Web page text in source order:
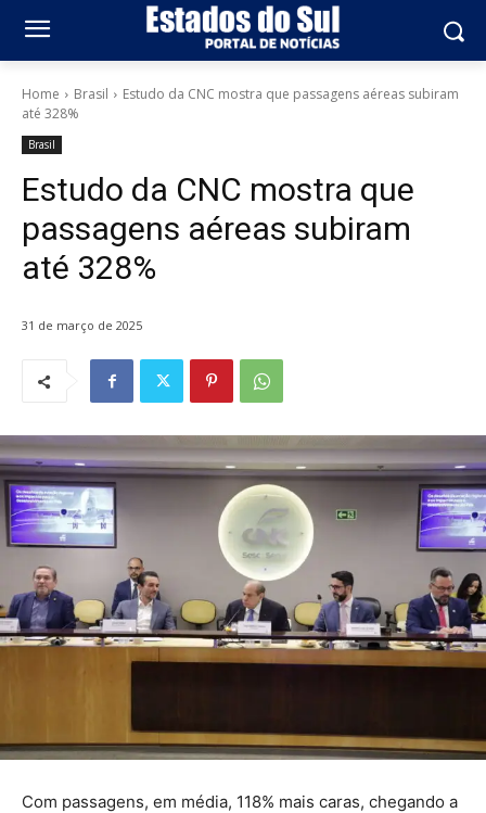
Home Brasil
Estudo da CNC mostra que passagens aéreas subiram
até 328%
Brasil
Estudo da CNC mostra que
passagens aéreas subiram
até 328%
31 de março de 2025
Com passagens, em média, 118% mais caras, chegando a